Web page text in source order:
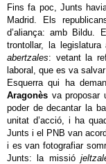
Fins fa poc, Junts
Madrid. Els
d’aliança: amb Bildu.
trontollar, la
abertzales: vetant la
laboral, que es va
Esquerra qui ha
Aragonès va proposar
poder de decantar la
unitat d’acció, i ha
Junts i el PNB van
i es van fotografiar
Junts: la missió